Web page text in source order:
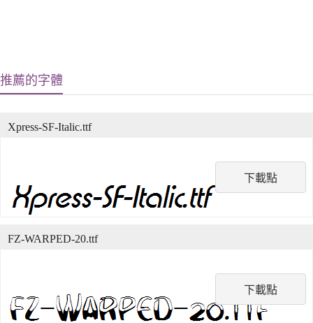
推薦的字體
下載點
Xpress-SF-Italic.ttf
下載點
FZ-WARPED-20.ttf